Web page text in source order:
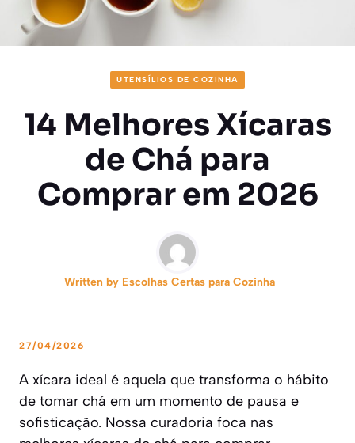
UTENSÍLIOS DE COZINHA
14 Melhores Xícaras
de Chá para
Comprar em 2026
Written by Escolhas Certas para Cozinha
27/04/2026
A xícara ideal é aquela que transforma o hábito
de tomar chá em um momento de pausa e
sofisticação. Nossa curadoria foca nas